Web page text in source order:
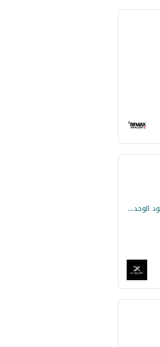
دوبليكس للبيع في شارع مصطفي النجار _سموحه \ كود الوحده : AD01029